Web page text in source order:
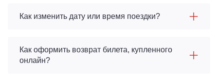
Как изменить дату или время поездки?
Как оформить возврат билета, купленного
онлайн?